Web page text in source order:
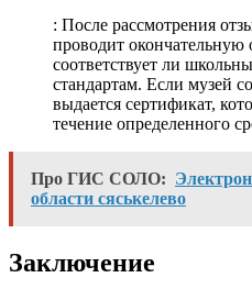
: После рассмотрения
проводит окончательную
соответствует ли
стандартам. Если музей
выдается сертификат,
течение определенного
Про ГИС СОЛО:
области сяськелево
Заключение